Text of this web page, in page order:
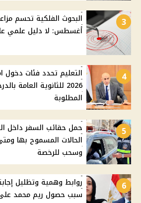
3
أغسطس: لا دليل علمي
4
التعليم تحدد فئات دخول
2026 للثانوية العامة
المطلوبة
5
حمل حقائب السفر داخل
الحالات المسموح بها
وسحب للرخصة
6
روابط وهمية وتظليل
سبب حصول ريم محمد على 4% بالثانوية